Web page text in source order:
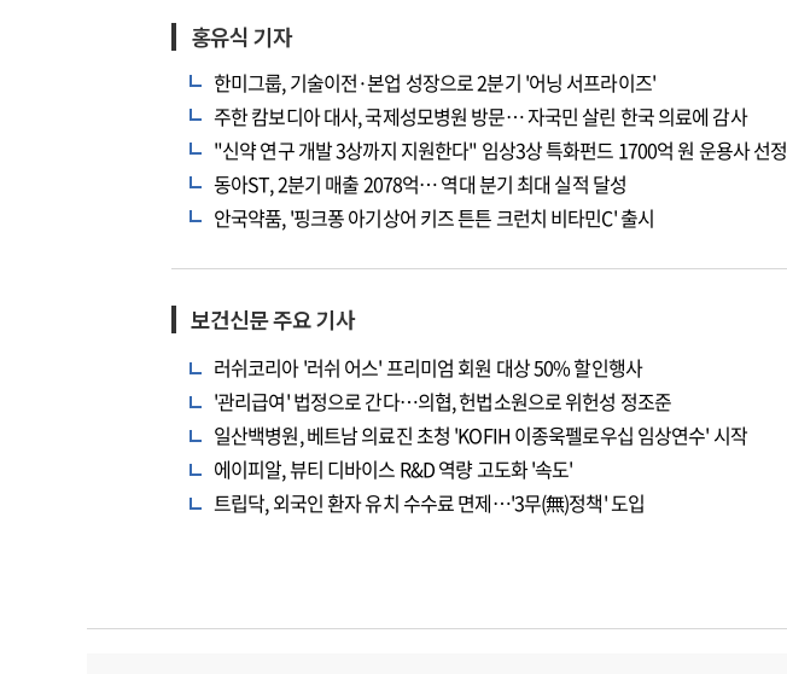
홍유식 기자
한미그룹, 기술이전·본업 성장으로 2분기 '어닝 서프라이즈'
주한 캄보디아 대사, 국제성모병원 방문… 자국민 살린 한국 의료에 감사
"신약 연구 개발 3상까지 지원한다" 임상3상 특화펀드 1700억 원 운용사 선정
동아ST, 2분기 매출 2078억… 역대 분기 최대 실적 달성
안국약품, '핑크퐁 아기상어 키즈 튼튼 크런치 비타민C' 출시
보건신문 주요 기사
러쉬코리아 '러쉬 어스' 프리미엄 회원 대상 50% 할인행사
'관리급여' 법정으로 간다…의협, 헌법소원으로 위헌성 정조준
일산백병원, 베트남 의료진 초청 'KOFIH 이종욱펠로우십 임상연수' 시작
에이피알, 뷰티 디바이스 R&D 역량 고도화 '속도'
트립닥, 외국인 환자 유치 수수료 면제…'3무(無)정책' 도입